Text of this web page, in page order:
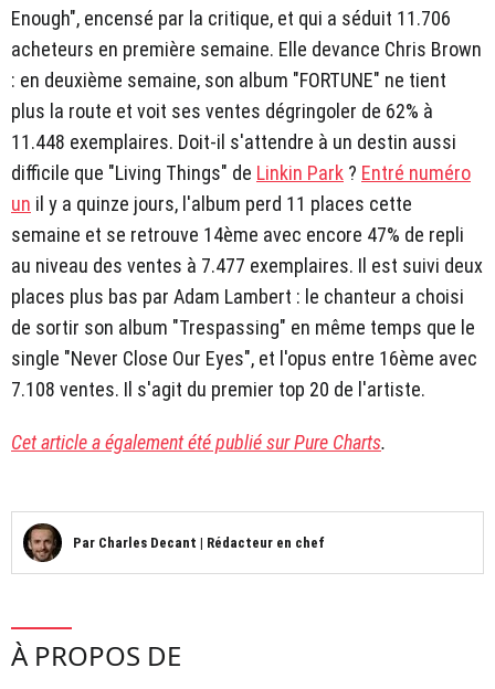
Enough", encensé par la critique, et qui a séduit 11.706
acheteurs en première semaine. Elle devance Chris Brown
: en deuxième semaine, son album "FORTUNE" ne tient
plus la route et voit ses ventes dégringoler de 62% à
11.448 exemplaires. Doit-il s'attendre à un destin aussi
difficile que "Living Things" de Linkin Park ? Entré numéro
un il y a quinze jours, l'album perd 11 places cette
semaine et se retrouve 14ème avec encore 47% de repli
au niveau des ventes à 7.477 exemplaires. Il est suivi deux
places plus bas par Adam Lambert : le chanteur a choisi
de sortir son album "Trespassing" en même temps que le
single "Never Close Our Eyes", et l'opus entre 16ème avec
7.108 ventes. Il s'agit du premier top 20 de l'artiste.
Cet article a également été publié sur Pure Charts.
Par Charles Decant | Rédacteur en chef
À PROPOS DE